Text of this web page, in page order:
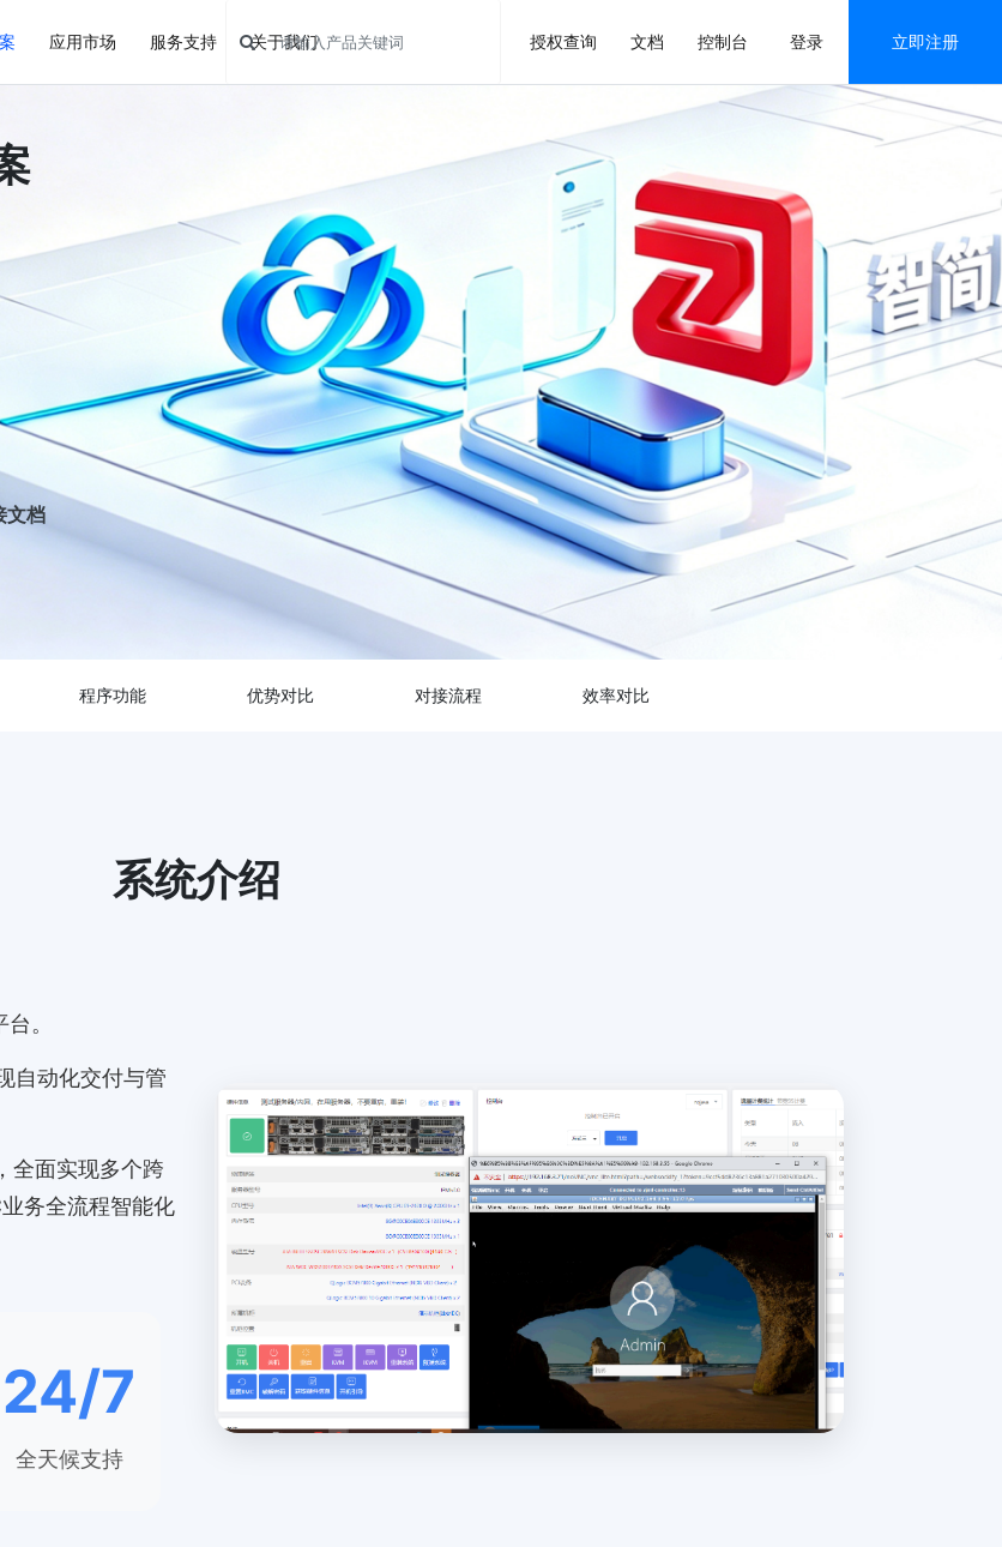
应用市场 服务支持 关于我们 授权查询 文档 控制台 登录 立即注册
文档
程序功能 优势对比 对接流程 效率对比
系统介绍
。
自动化交付与管
全面实现多个跨
务全流程智能化
24/7
全天候支持